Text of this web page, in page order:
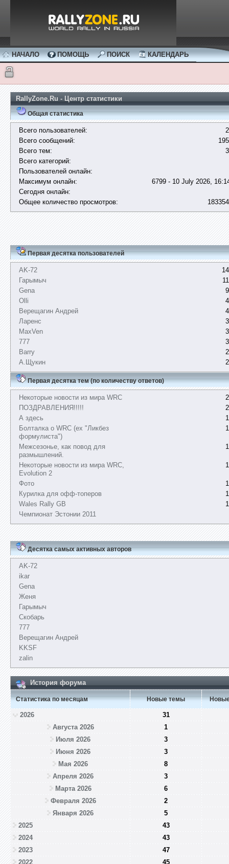
НАЧАЛО ПОМОЩЬ ПОИСК КАЛЕНДАРЬ
RallyZone.Ru - Центр статистики
Общая статистика
Всего пользователей:
Всего сообщений:
Всего тем:
Всего категорий:
Пользователей онлайн:
Максимум онлайн:
6799 - 10 July 2026,
Сегодня онлайн:
Общее количество просмотров:
Первая десятка пользователей
AK-72
Гарымыч
Gena
Olli
Верещагин Андрей
Ларенс
MaxVen
777
Barry
А.Щукин
Первая десятка тем (по количеству ответов)
Некоторые новости из мира WRC
ПОЗДРАВЛЕНИЯ!!!!!
А здесь
Болталка о WRC (ex "Ликбез
формулиста")
Межсезонье, как повод для
размышлений.
Некоторые новости из мира WRC,
Evolution 2
Фото
Курилка для офф-топеров
Wales Rally GB
Чемпионат Эстонии 2011
Десятка самых активных авторов
AK-72
ikar
Gena
Женя
Гарымыч
Скобарь
777
Верещагин Андрей
KKSF
zalin
История форума
Статистика по месяцам Новые темы
2026
31
Августа 2026
1
Июля 2026
3
Июня 2026
3
Мая 2026
8
Апреля 2026
3
Марта 2026
6
Февраля 2026
2
Января 2026
5
2025
43
2024
43
2023
47
2022
45